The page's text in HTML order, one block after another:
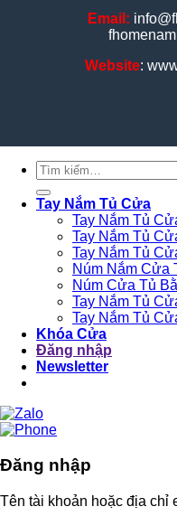
Email:
Website:
Tìm
kiếm:
Tay Nắm Tủ Cửa
Tay Nắm Tủ
Tay Nắm Tủ
Tay Nắm Tủ
Núm Nắm Cửa
Núm Cửa Tủ
Tay Nắm Tủ
Tay Nắm Tủ
Khóa Cửa
Đăng nhập
Newsletter
Đăng nhập
Tên tài khoản hoặc địa chỉ